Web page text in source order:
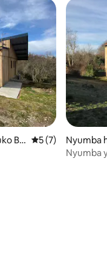
Ba
Ukadiriaji wa
5 (7)
Nyumba
Nyumba